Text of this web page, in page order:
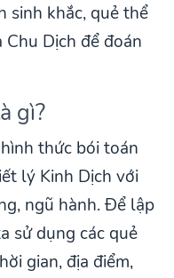
sinh khắc, quẻ thể
Dịch để đoán
gì?
thức bói toán
lý Kinh Dịch với
ngũ hành. Để lập
sử dụng các quẻ
gian, địa điểm,